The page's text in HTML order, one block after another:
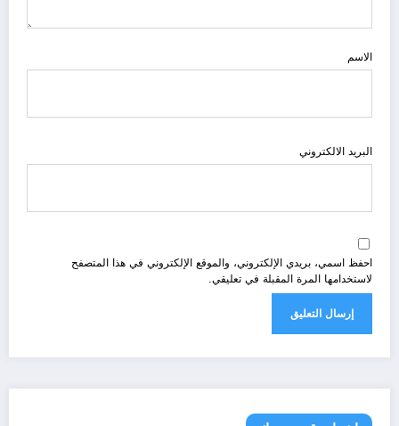
الاسم
البريد الالكتروني
احفظ اسمي، بريدي الإلكتروني، والموقع الإلكتروني في هذا المتصفح
لاستخدامها المرة المقبلة في تعليقي.